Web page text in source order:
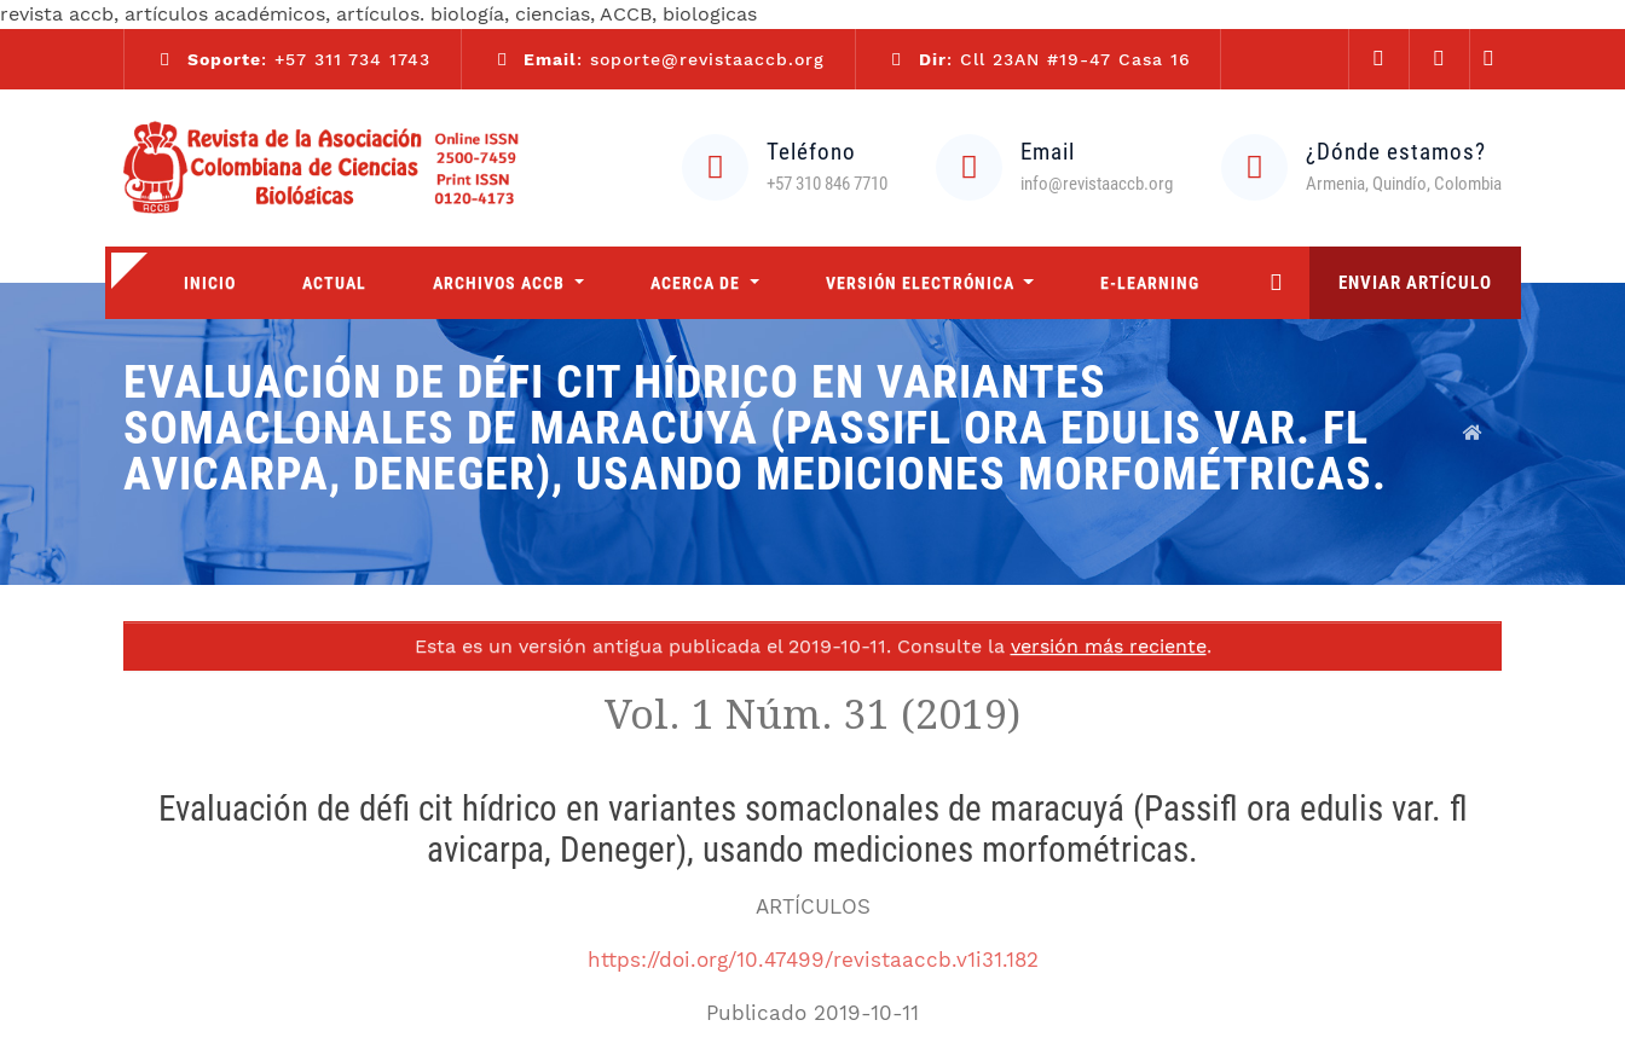
revista accb, artículos académicos, artículos. biología, ciencias, ACCB, biologicas
Soporte: +57 311 734 1743 Email: soporte@revistaaccb.org Dir: Cll 23AN #19-47 Casa 16
Teléfono
+57 310 846 7710
Email
info@revistaaccb.org
¿Dónde estamos?
Armenia, Quindío, Colombia
INICIO ACTUAL ARCHIVOS ACCB ACERCA DE VERSIÓN ELECTRÓNICA E-LEARNING ENVIAR ARTÍCULO
EVALUACIÓN DE DÉFI CIT HÍDRICO EN VARIANTES
SOMACLONALES DE MARACUYÁ (PASSIFL ORA EDULIS VAR. FL
AVICARPA, DENEGER), USANDO MEDICIONES MORFOMÉTRICAS.
Esta es un versión antigua publicada el 2019-10-11. Consulte la versión más reciente.
Vol. 1 Núm. 31 (2019)
Evaluación de défi cit hídrico en variantes somaclonales de maracuyá (Passifl ora edulis var. fl
avicarpa, Deneger), usando mediciones morfométricas.
ARTÍCULOS
https://doi.org/10.47499/revistaaccb.v1i31.182
Publicado 2019-10-11